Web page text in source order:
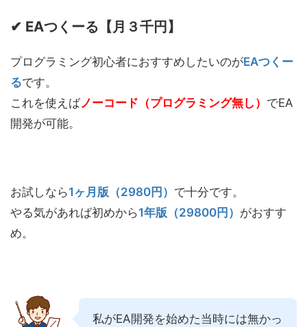
✔ EAつくーる【月３千円】
プログラミング初心者におすすめしたいのがEAつくー
るです。
これを使えばノーコード（プログラミング無し） でEA
開発が可能。
お試しなら1ヶ月版（2980円） で十分です。
やる気があれば初めから1年版（29800円） がおすす
め。
私がEA開発を始めた当時には無かっ